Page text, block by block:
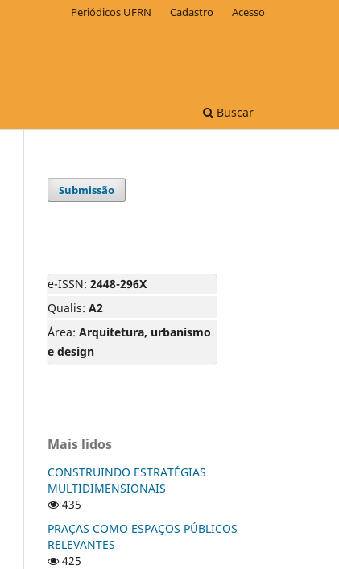
Buscar
Periódicos UFRN Cadastro Acesso
Submissão
e-ISSN: 2448-296X
Qualis: A2
Área: Arquitetura, urbanismo
e design
Mais lidos
CONSTRUINDO ESTRATÉGIAS
MULTIDIMENSIONAIS
435
PRAÇAS COMO ESPAÇOS PÚBLICOS
RELEVANTES
425